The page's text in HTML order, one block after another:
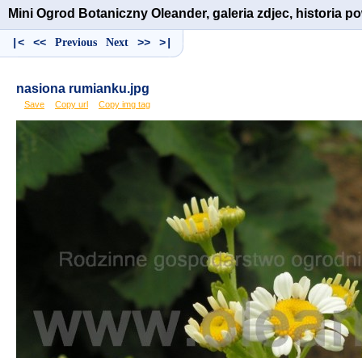
Mini Ogrod Botaniczny Oleander, galeria zdjec, historia
|< << Previous Next >> >|
nasiona rumianku.jpg
Save Copy url Copy img tag